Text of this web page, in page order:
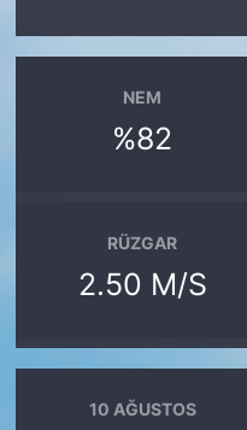
NEM
%82
RÜZGAR
2.50 M/S
10 AĞUSTOS
YAŞAM